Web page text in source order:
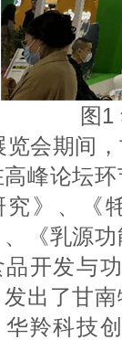
图1
览会期间
峰论坛
究》、《
、《乳源
品开发与
发出了甘
华羚科技